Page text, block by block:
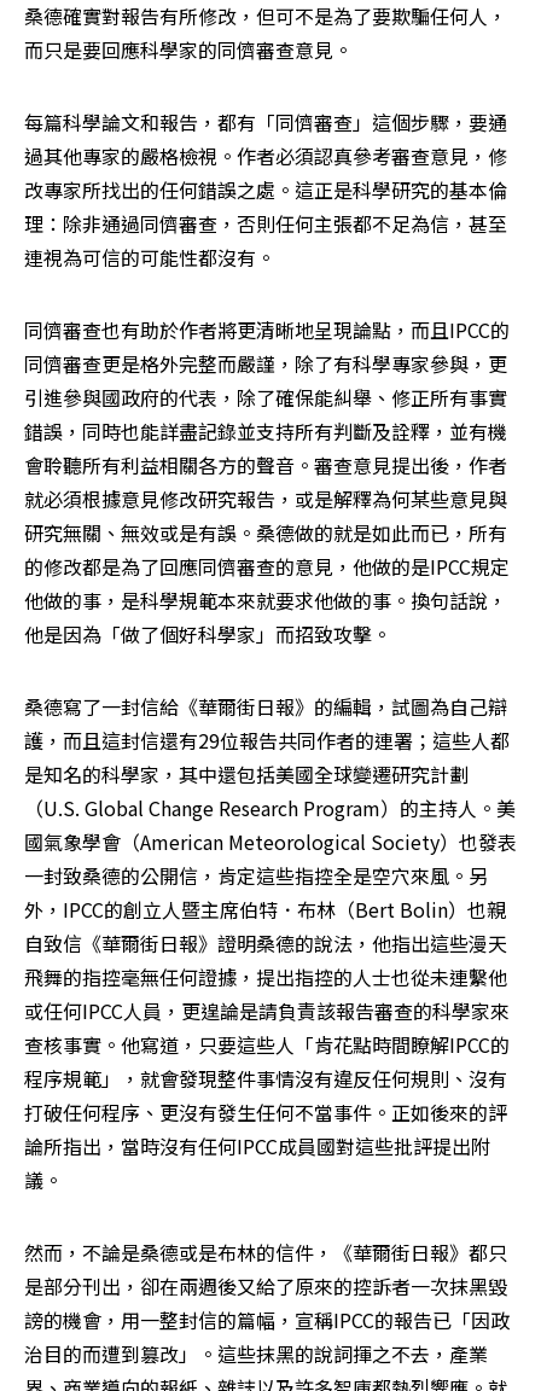
桑德確實對報告有所修改，但可不是為了要欺騙任何人，
而只是要回應科學家的同儕審查意見。
每篇科學論文和報告，都有「同儕審查」這個步驟，要通
過其他專家的嚴格檢視。作者必須認真參考審查意見，修
改專家所找出的任何錯誤之處。這正是科學研究的基本倫
理：除非通過同儕審查，否則任何主張都不足為信，甚至
連視為可信的可能性都沒有。
同儕審查也有助於作者將更清晰地呈現論點，而且IPCC的
同儕審查更是格外完整而嚴謹，除了有科學專家參與，更
引進參與國政府的代表，除了確保能糾舉、修正所有事實
錯誤，同時也能詳盡記錄並支持所有判斷及詮釋，並有機
會聆聽所有利益相關各方的聲音。審查意見提出後，作者
就必須根據意見修改研究報告，或是解釋為何某些意見與
研究無關、無效或是有誤。桑德做的就是如此而已，所有
的修改都是為了回應同儕審查的意見，他做的是IPCC規定
他做的事，是科學規範本來就要求他做的事。換句話說，
他是因為「做了個好科學家」而招致攻擊。
桑德寫了一封信給《華爾街日報》的編輯，試圖為自己辯
護，而且這封信還有29位報告共同作者的連署；這些人都
是知名的科學家，其中還包括美國全球變遷研究計劃
（U.S. Global Change Research Program）的主持人。美
國氣象學會（American Meteorological Society）也發表
一封致桑德的公開信，肯定這些指控全是空穴來風。另
外，IPCC的創立人暨主席伯特．布林（Bert Bolin）也親
自致信《華爾街日報》證明桑德的說法，他指出這些漫天
飛舞的指控毫無任何證據，提出指控的人士也從未連繫他
或任何IPCC人員，更遑論是請負責該報告審查的科學家來
查核事實。他寫道，只要這些人「肯花點時間瞭解IPCC的
程序規範」，就會發現整件事情沒有違反任何規則、沒有
打破任何程序、更沒有發生任何不當事件。正如後來的評
論所指出，當時沒有任何IPCC成員國對這些批評提出附
議。
然而，不論是桑德或是布林的信件，《華爾街日報》都只
是部分刊出，卻在兩週後又給了原來的控訴者一次抹黑毀
謗的機會，用一整封信的篇幅，宣稱IPCC的報告已「因政
治目的而遭到篡改」。這些抹黑的說詞揮之不去，產業